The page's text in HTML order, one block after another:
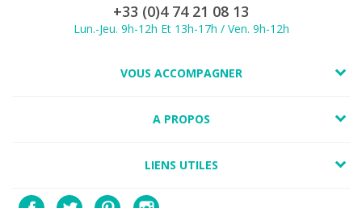
+33 (0)4 74 21 08 13
Lun.-Jeu. 9h-12h Et 13h-17h / Ven. 9h-12h
VOUS ACCOMPAGNER
A PROPOS
LIENS UTILES